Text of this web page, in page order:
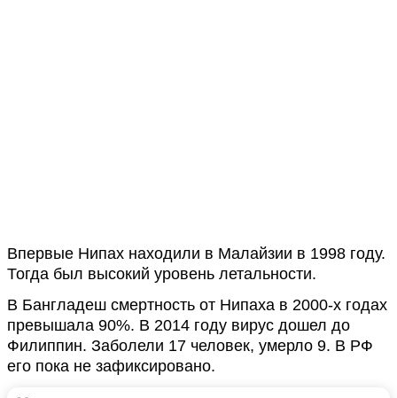
Впервые Нипах находили в Малайзии в 1998 году.
Тогда был высокий уровень летальности.
В Бангладеш смертность от Нипаха в 2000-х годах
превышала 90%. В 2014 году вирус дошел до
Филиппин. Заболели 17 человек, умерло 9. В РФ
его пока не зафиксировано.